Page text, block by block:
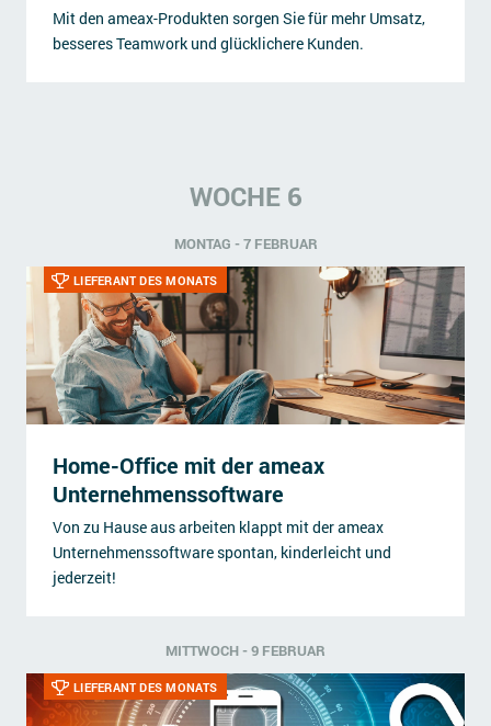
Mit den ameax-Produkten sorgen Sie für mehr Umsatz,
besseres Teamwork und glücklichere Kunden.
WOCHE 6
MONTAG - 7 FEBRUAR
LIEFERANT DES MONATS
Home-Office mit der ameax
Unternehmenssoftware
Von zu Hause aus arbeiten klappt mit der ameax
Unternehmenssoftware spontan, kinderleicht und
jederzeit!
MITTWOCH - 9 FEBRUAR
LIEFERANT DES MONATS